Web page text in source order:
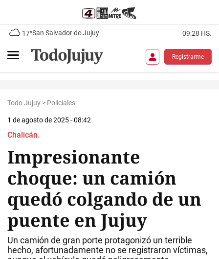
17°San Salvador de Jujuy 09:28 HS.
Registrarme
Todo Jujuy > Policiales
1 de agosto de 2025 - 08:42
Chalicán.
Impresionante
choque: un camión
quedó colgando de un
puente en Jujuy
Un camión de gran porte protagonizó un terrible
hecho, afortunadamente no se registraron víctimas,